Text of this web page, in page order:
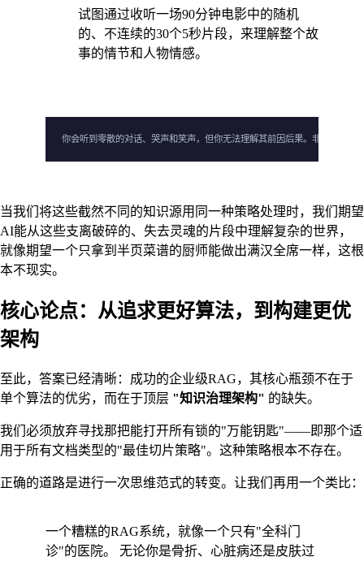
试图通过收听一场90分钟电影中的随机
的、不连续的30个5秒片段，来理解整个故
事的情节和人物情感。
你会听到零散的对话、哭声和笑声，但你无法理解其前因后果。非结构化
当我们将这些截然不同的知识源用同一种策略处理时，我们期望
AI能从这些支离破碎的、失去灵魂的片段中理解复杂的世界，
就像期望一个只拿到半页菜谱的厨师能做出满汉全席一样，这根
本不现实。
核心论点：从追求更好算法，到构建更优
架构
至此，答案已经清晰：成功的企业级RAG，其核心瓶颈不在于
单个算法的优劣，而在于顶层 "知识治理架构" 的缺失。
我们必须放弃寻找那把能打开所有锁的"万能钥匙"——即那个适
用于所有文档类型的"最佳切片策略"。这种策略根本不存在。
正确的道路是进行一次思维范式的转变。让我们再用一个类比：
一个糟糕的RAG系统，就像一个只有"全科门
诊"的医院。 无论你是骨折、心脏病还是皮肤过